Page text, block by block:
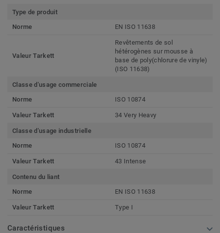
Type de produit
Norme
EN ISO 11638
Valeur Tarkett
Revêtements de sol
hétérogènes sur mousse à
base de poly(chlorure de vinyle)
(ISO 11638)
Classe d'usage commerciale
Norme
ISO 10874
Valeur Tarkett 34 Very Heavy
Classe d'usage industrielle
Norme
ISO 10874
Valeur Tarkett 43 Intense
Contenu du liant
Norme
EN ISO 11638
Valeur Tarkett Type I
Caractéristiques